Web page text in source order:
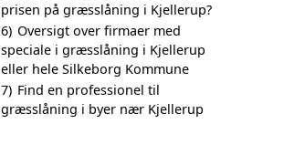
prisen på græsslåning i Kjellerup?
6) Oversigt over firmaer med
speciale i græsslåning i Kjellerup
eller hele Silkeborg Kommune
7) Find en professionel til
græsslåning i byer nær Kjellerup